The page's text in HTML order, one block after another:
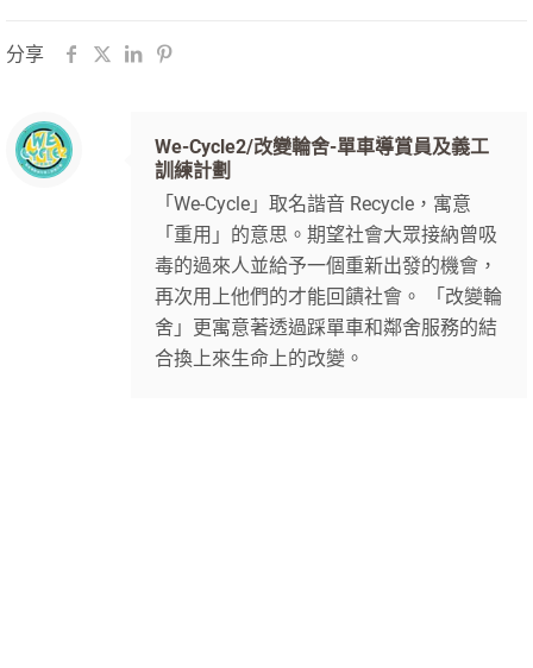
分享
We-Cycle2/改變輪舍-單車導賞員及義工
訓練計劃
「We-Cycle」取名諧音 Recycle，寓意
「重用」的意思。期望社會大眾接納曾吸
毒的過來人並給予一個重新出發的機會，
再次用上他們的才能回饋社會。 「改變輪
舍」更寓意著透過踩單車和鄰舍服務的結
合換上來生命上的改變。